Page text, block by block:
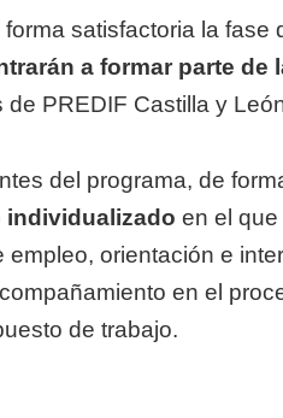
satisfactoria la fase
a formar parte de
PREDIF Castilla y
del programa, de
individualizado en el
empleo, orientación e
en el
de trabajo.